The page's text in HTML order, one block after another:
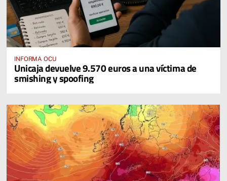
INFORMA OCU
Unicaja devuelve 9.570 euros a una víctima de
smishing y spoofing